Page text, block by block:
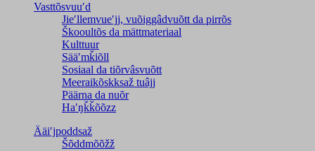
Vasttõsvuuʹd
Jieʹllemvueʹjj, vuõiggâdvuõtt da pirrõs
Škooultõs da mättmateriaal
Kulttuur
Sääʹmǩiõll
Sosiaal da tiõrvâsvuõtt
Meeraikõskksaž tuâjj
Päärna da nuõr
Haʹŋǩǩõõzz
Ääiʹjpoddsaž
Šõddmõõžž